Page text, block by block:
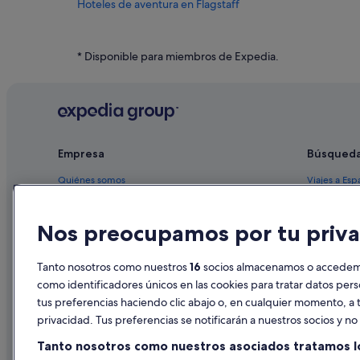
Hoteles de aventura en Flagstaff
Hoteles históricos en Flagstaff
Moteles en Flagstaff
Cabañas en Munds Park
Hoteles baratos en Flagstaff
* Disponible para miembros de Expedia.
Empresa
Quiénes somos
Anuncia tu alojamiento
Prensa
Viajes a
Alquileres
Vuelos
Alquiler de
Nos preocupamos por tu
Tanto nosotros como nuestros16 socios almacenamos o
como identificadores únicos en las cookies para tratar datos
tus preferencias haciendo clic abajo o, en cualquier momento,
privacidad. Tus preferencias se notificarán a nuestros socios y
Tanto nosotros como nuestros asociados tratamos